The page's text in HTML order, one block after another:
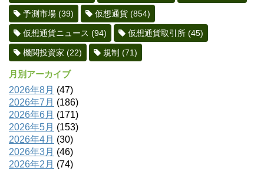
予測市場 (39) 仮想通貨 (854)
仮想通貨ニュース (94) 仮想通貨取引所 (45)
機関投資家 (22) 規制 (71)
月別アーカイブ
2026年8月 (47)
2026年7月 (186)
2026年6月 (171)
2026年5月 (153)
2026年4月 (30)
2026年3月 (46)
2026年2月 (74)